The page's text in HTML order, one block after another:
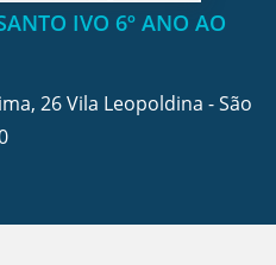
IVO 6º ANO AO
26 Vila Leopoldina - São